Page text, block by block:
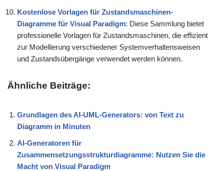
Kostenlose Vorlagen für Zustandsmaschinen-
Diagramme für Visual Paradigm: Diese Sammlung bietet
professionelle Vorlagen für Zustandsmaschinen, die effizient
zur Modellierung verschiedener Systemverhaltensweisen
und Zustandsübergänge verwendet werden können.
Ähnliche Beiträge:
Grundlagen des AI-UML-Generators: von Text zu
Diagramm in Minuten
AI-Generatoren für
Zusammensetzungsstrukturdiagramme: Nutzen Sie die
Macht von Visual Paradigm